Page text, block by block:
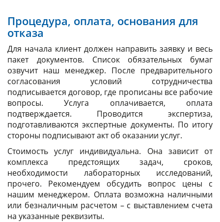
Процедура, оплата, основания для
отказа
Для начала клиент должен направить заявку и весь
пакет документов. Список обязательных бумаг
озвучит наш менеджер. После предварительного
согласования условий сотрудничества
подписывается договор, где прописаны все рабочие
вопросы. Услуга оплачивается, оплата
подтверждается. Проводится экспертиза,
подготавливаются экспертные документы. По итогу
стороны подписывают акт об оказании услуг.
Стоимость услуг индивидуальна. Она зависит от
комплекса предстоящих задач, сроков,
необходимости лабораторных исследований,
прочего. Рекомендуем обсудить вопрос цены с
нашим менеджером. Оплата возможна наличными
или безналичным расчетом – с выставлением счета
на указанные реквизиты.